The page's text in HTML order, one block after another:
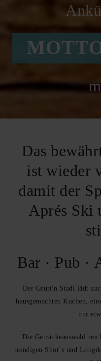
Das
ist wieder
damit der
Aprés Ski
Bar · Pub ·
Der Grutt'n Stadl lädt
hausgemachten Kuchen,
nur
Die Getränkeauswahl
trendigen Shot´s und